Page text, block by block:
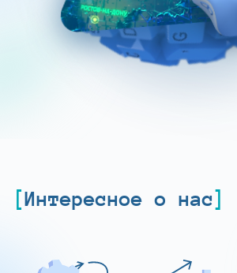
Интересное о нас